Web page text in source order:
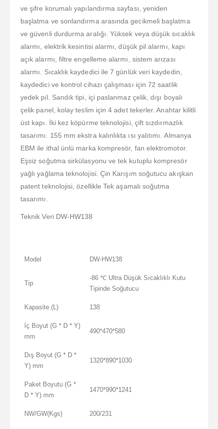
ve şifre korumalı yapılandırma sayfası, yeniden
başlatma ve sonlandırma arasında gecikmeli başlatma
ve güvenli durdurma aralığı. Yüksek veya düşük sıcaklık
alarmı, elektrik kesintisi alarmı, düşük pil alarmı, kapı
açık alarmı, filtre engelleme alarmı, sistem arızası
alarmı. Sıcaklık kaydedici ile 7 günlük veri kaydedin,
kaydedici ve kontrol cihazı çalışması için 72 saatlik
yedek pil. Sandık tipi, içi paslanmaz çelik, dışı boyalı
çelik panel, kolay teslim için 4 adet tekerler. Anahtar kilitli
üst kapı. İki kez köpürme teknolojisi, çift sızdırmazlık
tasarımı. 155 mm ekstra kalınlıkta ısı yalıtımı. Almanya
EBM ile ithal ünlü marka kompresör, fan elektromotor.
Eşsiz soğutma sirkülasyonu ve tek kutuplu kompresör
yağlı yağlama teknolojisi. Çin Karışım soğutucu akışkan
patent teknolojisi, özellikle Tek aşamalı soğutma
tasarımı.
Teknik Veri DW-HW138
Model DW-HW138
Tip
-86 ℃ Ultra Düşük Sıcaklıklı Kutu
Tipinde Soğutucu
Kapasite (L) 138
İç Boyut (G * D * Y)
mm
490*470*580
Dış Boyut (G * D *
Y) mm
1320*890*1030
Paket Boyutu (G *
D * Y) mm
1470*990*1241
NW/GW(Kgs) 200/231